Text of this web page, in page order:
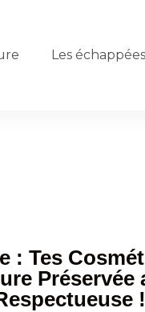
Les
: Tes
Préservée
!